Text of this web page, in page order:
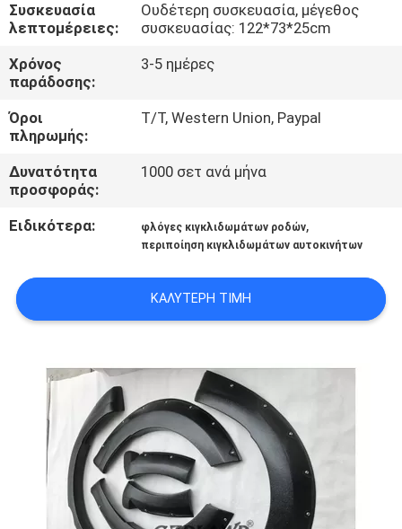
ΜΑΣ
ΣΕ
ΕΠΑΦΉ
ΜΕ
ΝΈΑ
ΠΕΡΙΠΤΏΣΕΙΣ
ΖΗΤΉΣΤΕ
ΑΠΌΣΠΑΣΜΑ
SHOPPING
ONLINE
SITEMAP
Συσκευασία
λεπτομέρειες:
Ουδέτερη συσκευασία, μέγεθος
συσκευασίας: 122*73*25cm
Χρόνος
παράδοσης:
3-5 ημέρες
Όροι
πληρωμής:
T/T, Western Union, Paypal
Δυνατότητα
προσφοράς:
1000 σετ ανά μήνα
Ειδικότερα: φλόγες κιγκλιδωμάτων ροδών,
περιποίηση κιγκλιδωμάτων αυτοκινήτων
ΚΑΛΎΤΕΡΗ ΤΙΜΉ